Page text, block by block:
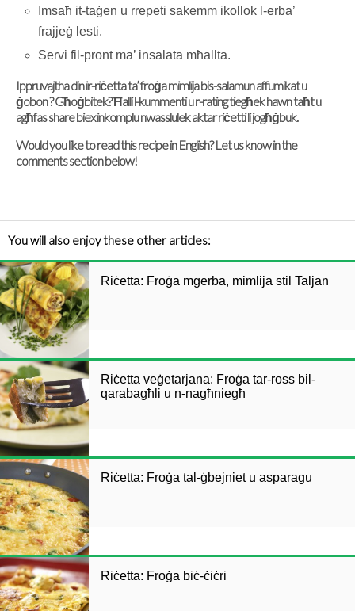
Imsaħ it-taġen u rrepeti sakemm ikollok l-erba’
frajjeġ lesti.
Servi fil-pront ma’ insalata mħallta.
Ippruvajtha din ir-riċetta ta’ froġa mimlija bis-salamun affumikat u
ġobon ? Għoġbitek? Ħalli l-kummenti u r-rating tiegħek hawn taħt u
agħfas share biex inkomplu nwasslulek aktar riċetti li jogħġbuk.
Would you like to read this recipe in English? Let us know in the
comments section below!
You will also enjoy these other articles:
Riċetta: Froġa mgerba, mimlija stil Taljan
Riċetta veġetarjana: Froġa tar-ross bil-
qarabagħli u n-nagħniegħ
Riċetta: Froġa tal-ġbejniet u asparagu
Riċetta: Froġa biċ-ċiċri